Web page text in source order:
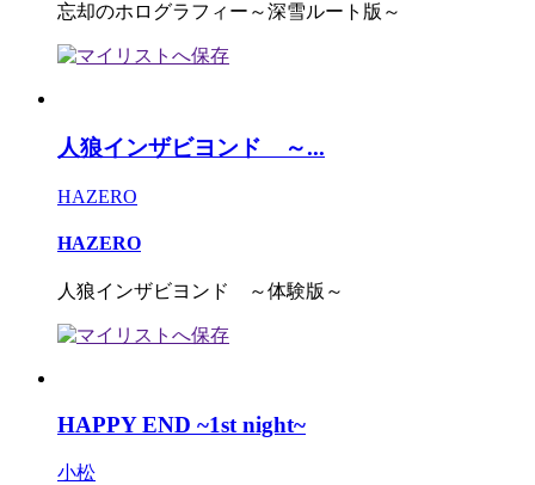
忘却のホログラフィー～深雪ルート版～
人狼インザビヨンド ～...
HAZERO
HAZERO
人狼インザビヨンド ～体験版～
HAPPY END ~1st night~
小松